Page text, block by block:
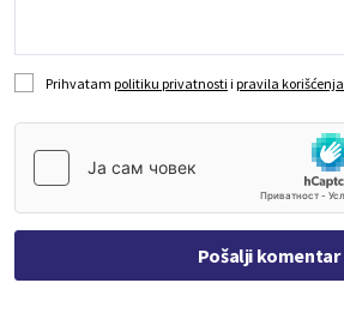
Prihvatam politiku privatnosti i pravila korišćenja
Pošalji komentar